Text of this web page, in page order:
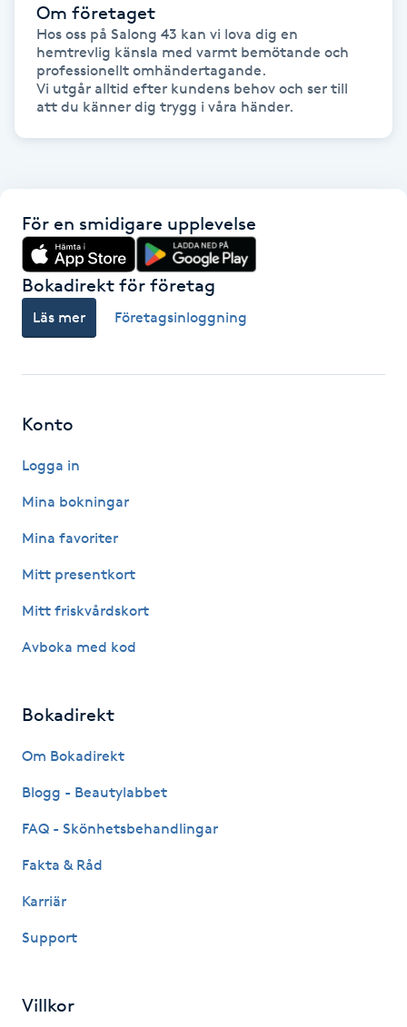
Hudvård
Hyaluronsyra
Hårborttagning
Hårbottenbehandling
Hårförlängning
Hårvård
Hälsa
Hälsprickor
IPL
IPL hårborttagning
Katun fransar
Kemisk peeling
Keratinbehandling
Om företaget
Hos oss på Salong 43 kan vi lova dig en
hemtrevlig känsla med varmt bemötande och
professionellt omhändertagande.
Vi utgår alltid efter kundens behov och ser till
att du känner dig trygg i våra händer.
För en smidigare upplevelse
Bokadirekt för företag
Läs mer Företagsinloggning
Konto
Logga in
Mina bokningar
Mina favoriter
Mitt presentkort
Mitt friskvårdskort
Avboka med kod
Bokadirekt
Om Bokadirekt
Blogg - Beautylabbet
FAQ - Skönhetsbehandlingar
Fakta & Råd
Karriär
Support
Villkor